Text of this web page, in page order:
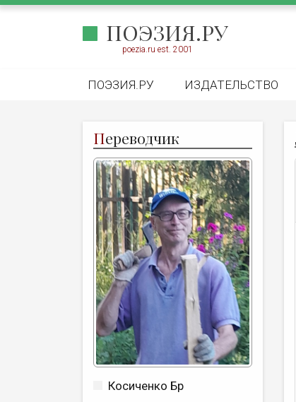
ПОЭЗИЯ.РУ
poezia.ru est. 2001
ПОЭЗИЯ.РУ ИЗДАТЕЛЬСТВО
Переводчик
Косиченко Бр